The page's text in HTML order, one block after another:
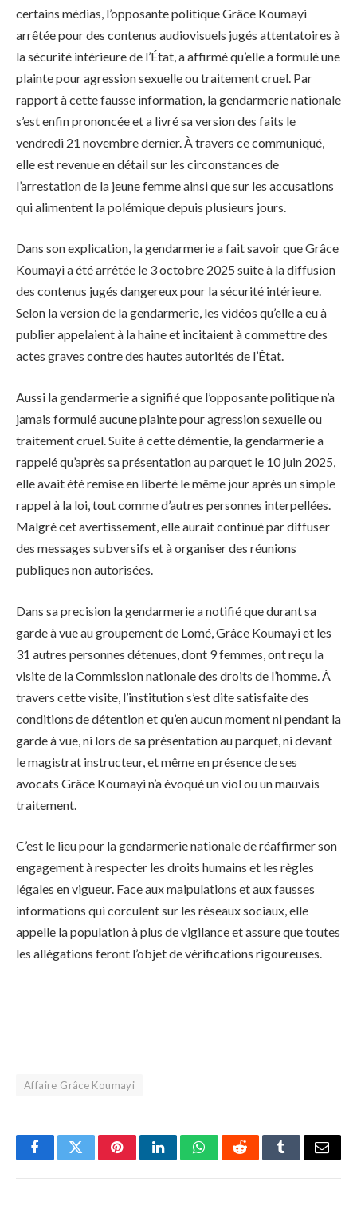
certains médias, l’opposante politique Grâce Koumayi
arrêtée pour des contenus audiovisuels jugés attentatoires à
la sécurité intérieure de l’État, a affirmé qu’elle a formulé une
plainte pour agression sexuelle ou traitement cruel. Par
rapport à cette fausse information, la gendarmerie nationale
s’est enfin prononcée et a livré sa version des faits le
vendredi 21 novembre dernier. À travers ce communiqué,
elle est revenue en détail sur les circonstances de
l’arrestation de la jeune femme ainsi que sur les accusations
qui alimentent la polémique depuis plusieurs jours.
Dans son explication, la gendarmerie a fait savoir que Grâce
Koumayi a été arrêtée le 3 octobre 2025 suite à la diffusion
des contenus jugés dangereux pour la sécurité intérieure.
Selon la version de la gendarmerie, les vidéos qu’elle a eu à
publier appelaient à la haine et incitaient à commettre des
actes graves contre des hautes autorités de l’État.
Aussi la gendarmerie a signifié que l’opposante politique n’a
jamais formulé aucune plainte pour agression sexuelle ou
traitement cruel. Suite à cette démentie, la gendarmerie a
rappelé qu’après sa présentation au parquet le 10 juin 2025,
elle avait été remise en liberté le même jour après un simple
rappel à la loi, tout comme d’autres personnes interpellées.
Malgré cet avertissement, elle aurait continué par diffuser
des messages subversifs et à organiser des réunions
publiques non autorisées.
Dans sa precision la gendarmerie a notifié que durant sa
garde à vue au groupement de Lomé, Grâce Koumayi et les
31 autres personnes détenues, dont 9 femmes, ont reçu la
visite de la Commission nationale des droits de l’homme. À
travers cette visite, l’institution s’est dite satisfaite des
conditions de détention et qu’en aucun moment ni pendant la
garde à vue, ni lors de sa présentation au parquet, ni devant
le magistrat instructeur, et même en présence de ses
avocats Grâce Koumayi n’a évoqué un viol ou un mauvais
traitement.
C’est le lieu pour la gendarmerie nationale de réaffirmer son
engagement à respecter les droits humains et les règles
légales en vigueur. Face aux maipulations et aux fausses
informations qui corculent sur les réseaux sociaux, elle
appelle la population à plus de vigilance et assure que toutes
les allégations feront l’objet de vérifications rigoureuses.
Affaire Grâce Koumayi
FacebookTwitterPinterestLinkedInWhatsAppRedditTumblrEmail